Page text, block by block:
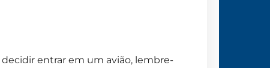
entrar em um avião, lembre-